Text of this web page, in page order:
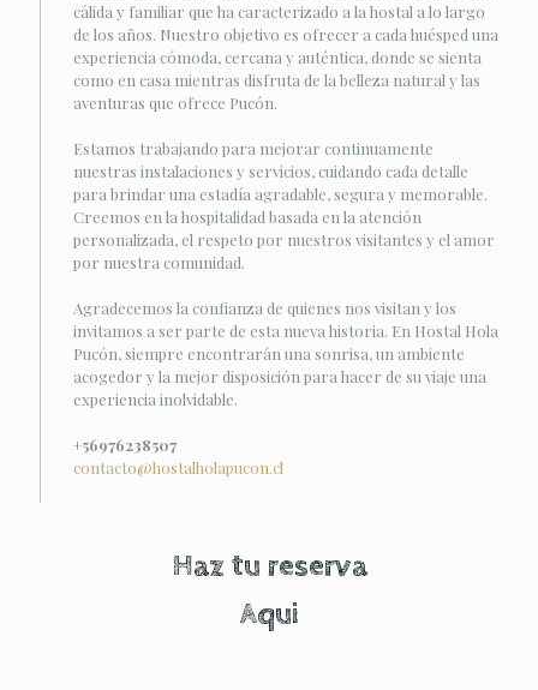
cálida y familiar que ha caracterizado a la hostal a lo largo
de los años. Nuestro objetivo es ofrecer a cada huésped una
experiencia cómoda, cercana y auténtica, donde se sienta
como en casa mientras disfruta de la belleza natural y las
aventuras que ofrece Pucón.
Estamos trabajando para mejorar continuamente
nuestras instalaciones y servicios, cuidando cada detalle
para brindar una estadía agradable, segura y memorable.
Creemos en la hospitalidad basada en la atención
personalizada, el respeto por nuestros visitantes y el amor
por nuestra comunidad.
Agradecemos la confianza de quienes nos visitan y los
invitamos a ser parte de esta nueva historia. En Hostal Hola
Pucón, siempre encontrarán una sonrisa, un ambiente
acogedor y la mejor disposición para hacer de su viaje una
experiencia inolvidable.
+56976238507
contacto@hostalholapucon.cl
Haz tu reserva
Aqui